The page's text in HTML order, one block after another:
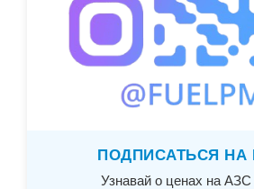
ПОДПИСАТЬСЯ НА
Узнавай о ценах на